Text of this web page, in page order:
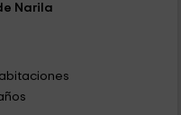
Narila